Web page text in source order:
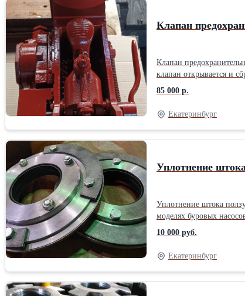
Клапан
клапан открывается и
85 000 р.
Екатеринбург
Уплотнение
Уплотнение штока
моделях буровых
двухкамерные
черт.14036.53.979,
изделия составляет
10 000 руб.
Екатеринбург